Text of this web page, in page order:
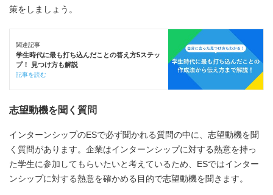
策をしましょう。
関連記事
学生時代に最も打ち込んだことの答え方5ステッ
プ！ 見つけ方も解説
記事を読む
志望動機を聞く質問
インターンシップのESで必ず聞かれる質問の中に、志望動機を聞
く質問があります。企業はインターンシップに対する熱意を持っ
た学生に参加してもらいたいと考えているため、ESではインター
ンシップに対する熱意を確かめる目的で志望動機を聞きます。